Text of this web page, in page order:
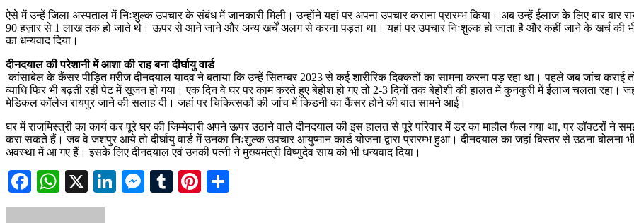
ऐसे में उन्हें जिला अस्पताल में निःशुल्क उपचार के संबंध में जानकारी मिली। उन्होंने यहां पर अपना उपचार कराना प्रारम्भ किया। अब उन्हें ईलाज के लिए बार बार
90 हज़ार से 1 लाख तक हो जाते थे। ऊपर से आने जाने और अन्य खर्चें अलग से करना पड़ता था। यहां पर उपचार निःशुल्क हो जाता है और कहीं जाने के खर्च की
का धन्यवाद दिया।
दीनदयाल की परेशानी में आशा की राह बना दीर्घायु वार्ड
कांसाबेल के कैंसर पीड़ित मरीज दीनदयाल यादव ने बताया कि उन्हें सितम्बर 2023 से कई शारीरिक दिक्कतों का सामना करना पड़ रहा था। पहले जब जांच कराई
व्याधि फिर भी बढ़ती रही पेट में सूजन हो गया। एक दिन वे घर पर काम करते हुए बेहोश हो गए तो 2-3 दिनों तक बेहोशी की हालत में कुनकुरी में ईलाज चलता रहा।
मेडिकल कॉलेज रायपुर जाने की सलाह दी। जहां पर चिकित्सकों की जांच में किडनी का कैंसर होने की बात सामने आई।
घर में राजमिस्त्री का कार्य कर पूरे घर की जिम्मेदारी अपने ऊपर उठाने वाले दीनदयाल की इस हालत से पूरे परिवार में डर का माहौल फैल गया था, पर डॉक्टरों ने
करा सकते हैं। जब वे जशपुर आये तो दीर्घायु वार्ड में उनका निःशुल्क उपचार आयुष्मान कार्ड योजना द्वारा प्रारम्भ हुआ। दीनदयाल का जहां बिस्तर से उठना
अवस्था में आ गए हैं। इसके लिए दीनदयाल एवं उनकी पत्नी ने मुख्यमंत्री विष्णुदेव साय को भी धन्यवाद दिया।
Facebook
WhatsApp
X LinkedIn
Messenger
TumblrPinterest